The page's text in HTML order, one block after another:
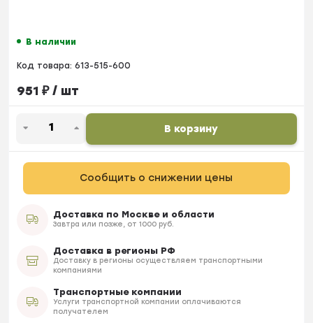
В наличии
Код товара: 613-515-600
951 ₽/ шт
В корзину
Сообщить о снижении цены
Доставка по Москве и области
Завтра или позже, от 1000 руб.
Доставка в регионы РФ
Доставку в регионы осуществляем транспортными
компаниями
Транспортные компании
Услуги транспортной компании оплачиваются
получателем